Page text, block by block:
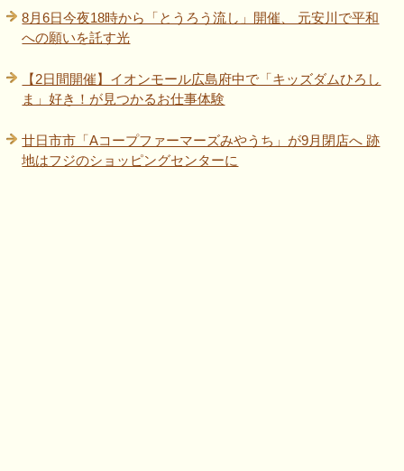
8月6日今夜18時から「とうろう流し」開催、 元安川で平和
への願いを託す光
【2日間開催】イオンモール広島府中で「キッズダムひろし
ま」好き！が見つかるお仕事体験
廿日市市「Aコープファーマーズみやうち」が9月閉店へ 跡
地はフジのショッピングセンターに